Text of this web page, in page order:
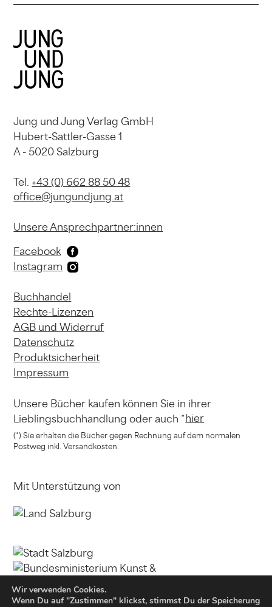
Jung und Jung Verlag GmbH
Hubert-Sattler-Gasse 1
A - 5020 Salzburg
Tel. +43 (0) 662 88 50 48
office@jungundjung.at
Unsere Ansprechpartner:innen
Facebook
Instagram
Buchhandel
Rechte-Lizenzen
AGB und Widerruf
Datenschutz
Produktsicherheit
Impressum
Unsere Bücher kaufen könnenSie in ihrer
Lieblingsbuchhandlung oder auch *hier
(*) Sie erhalten die Bücher gegen Rechnung auf dem normalen
Postweg inkl. Versandkosten.
Mit Unterstützung von
Wir verwenden Cookies.
Wenn Du auf "Zustimmen" klickst, stimmst Du der Speicherung